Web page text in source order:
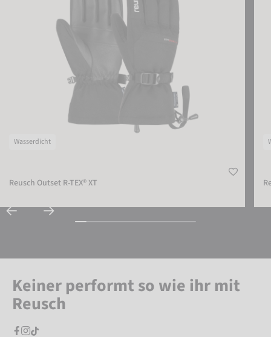
Wasserdicht
Reusch Outset R-TEX® XT
Keiner performt so wie ihr mit
Reusch